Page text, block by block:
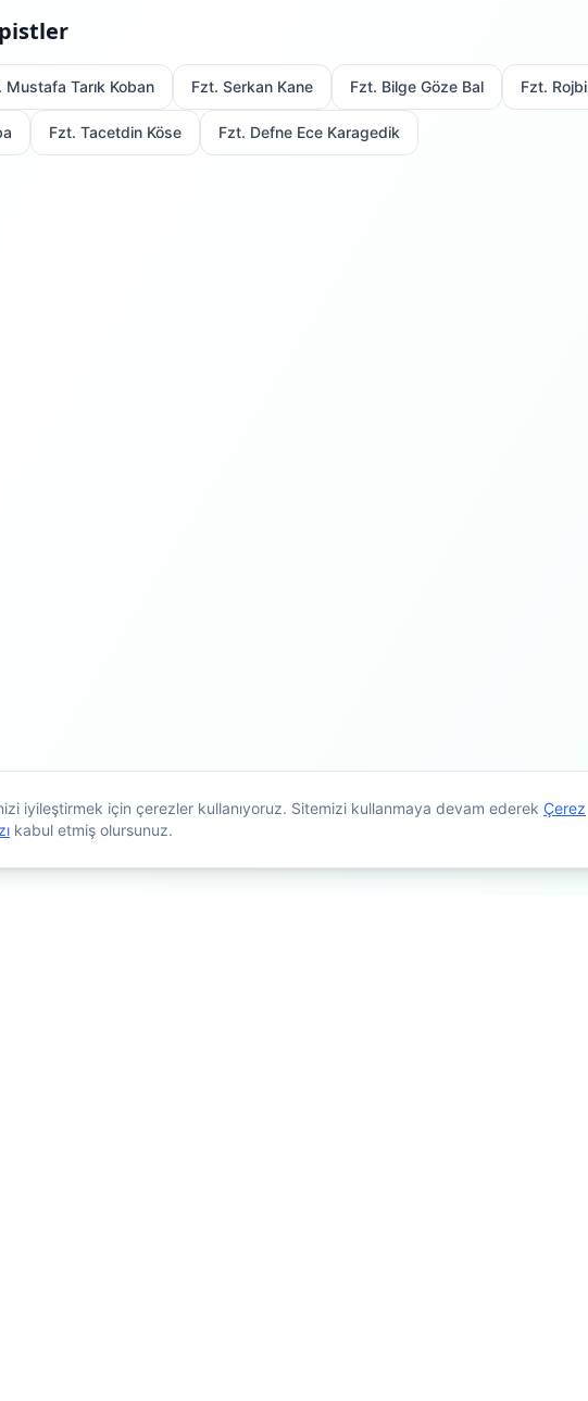
Mustafa Tarık Koban Fzt. Serkan Kane Fzt. Bilge Göze Bal Fzt.
Fzt. Tacetdin Köse Fzt. Defne Ece Karagedik
iyileştirmek için çerezler kullanıyoruz. Sitemizi kullanmaya devam ederek Çerez
kabul etmiş olursunuz.